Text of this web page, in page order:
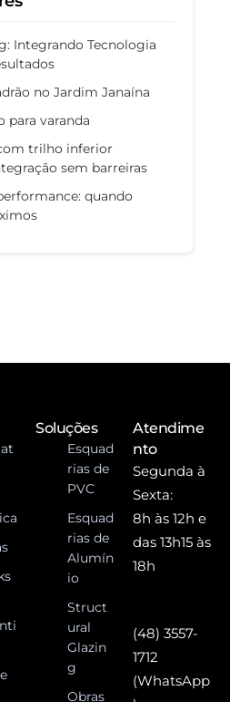
Integrando Tecnologia
no Jardim Janaína
para varanda
trilho inferior
sem barreiras
quando
Soluções
Esquad
rias de
PVC
Esquad
rias de
Alumín
io
Struct
ural
Glazin
g
Obras
Atendime
nto
Segunda à
Sexta:
8h às 12h e
das 13h15 às
18h
(48) 3557-
1712
(WhatsApp